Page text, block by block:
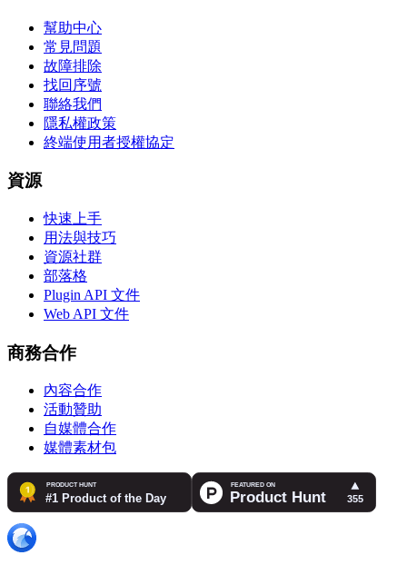
幫助中心
常見問題
故障排除
找回序號
聯絡我們
隱私權政策
終端使用者授權協定
資源
快速上手
用法與技巧
資源社群
部落格
Plugin API 文件
Web API 文件
商務合作
內容合作
活動贊助
自媒體合作
媒體素材包